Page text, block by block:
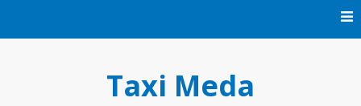
Taxi Meda